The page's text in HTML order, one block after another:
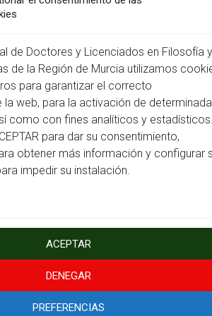
de Doctores y Licenciados en Filosofía
de la Región de Murcia utilizamos
para garantizar el correcto
la web, para la activación de
como con fines analíticos y
para dar su consentimiento,
obtener más información y configurar
impedir su instalación.
ACEPTAR
DENEGAR
PREFERENCIAS
para reducir el spam.Aprende cómo
de tus comentarios.
Oficial de Doctores y Licenciados en Filosofía y Letras
de Murcia. Todos los derechos reservados.
por ThemeGrill. Funciona con
del Sitio Accesibilidad Instagram Facebook